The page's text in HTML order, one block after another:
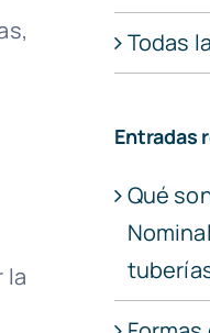
la
Todas
Entradas
Qué